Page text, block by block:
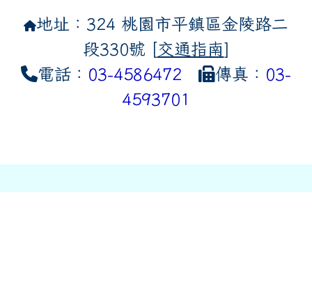
地址：324 桃園市平鎮區金陵路二
段330號 [交通指南]
電話： 03-4586472 傳真： 03-
4593701